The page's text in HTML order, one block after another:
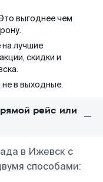
выгоднее чем
лучшие
скидки и
не в выходные.
рейс или
в Ижевск с
способами: